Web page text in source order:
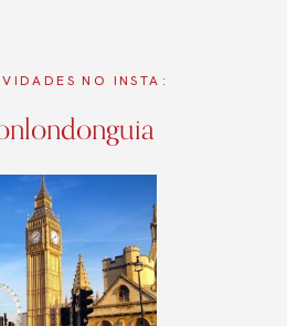
NO INSTA: